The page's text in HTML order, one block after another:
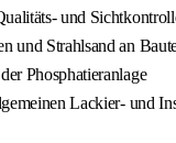
und
und Strahlsand an
Phosphatieranlage
Lackier- und